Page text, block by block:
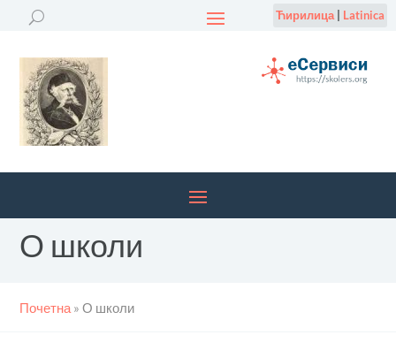
Ћирилица| Latinica
О школи
Почетна »О школи